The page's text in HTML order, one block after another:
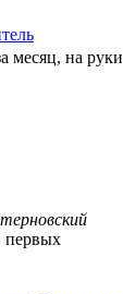
месяц, на руки
первых